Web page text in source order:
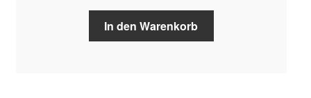
In den Warenkorb